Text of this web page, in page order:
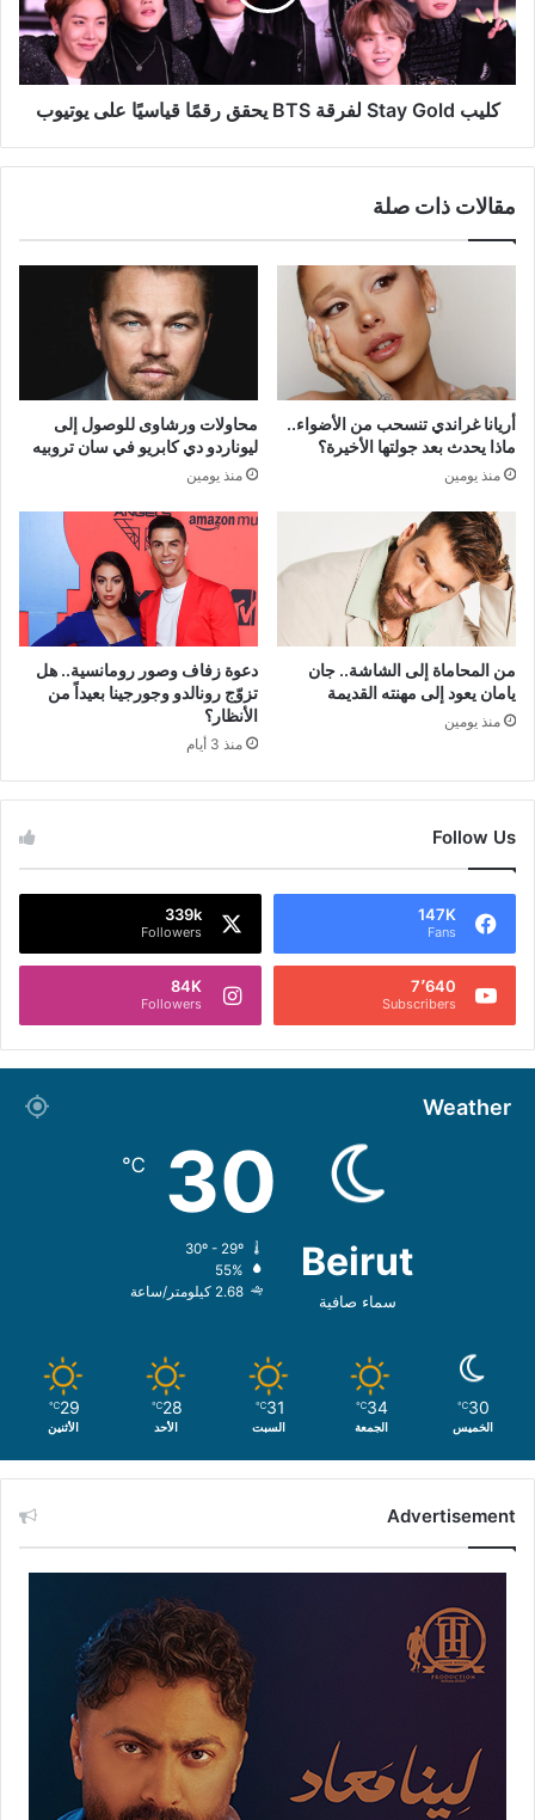
يحقق
رقمًا
على
يوتيوب
كليب Stay Gold لفرقة BTS يحقق رقمًا قياسيًا على يوتيوب
مقالات ذات صلة
أريانا غراندي تنسحب من الأضواء..
ماذا يحدث بعد جولتها الأخيرة؟
منذ يومين
محاولات ورشاوى للوصول إلى
ليوناردو دي كابريو في سان تروبيه
منذ يومين
من المحاماة إلى الشاشة.. جان
يامان يعود إلى مهنته القديمة
منذ يومين
دعوة زفاف وصور رومانسية.. هل
تزوّج رونالدو وجورجينا بعيداً من
الأنظار؟
منذ 3 أيام
Follow Us
147K
Fans
339k
Followers
7٬640
Subscribers
84K
Followers
Weather
Beirut
سماء صافية
30
℃
55%
2.68 كيلومتر/ساعة
30
℃
الخميس
34
℃
الجمعة
31
℃
السبت
28
℃
الأحد
29
℃
الأثنين
Advertisement